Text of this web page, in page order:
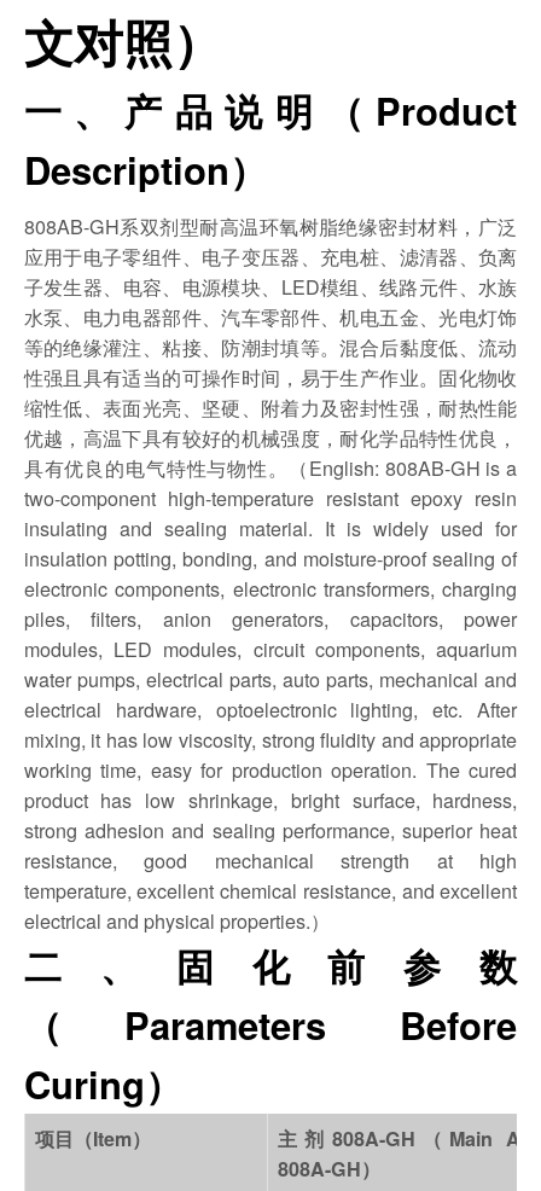
文对照）
一、产品说明（Product
Description）
808AB-GH系双剂型耐高温环氧树脂绝缘密封材料，广泛
应用于电子零组件、电子变压器、充电桩、滤清器、负离
子发生器、电容、电源模块、LED模组、线路元件、水族
水泵、电力电器部件、汽车零部件、机电五金、光电灯饰
等的绝缘灌注、粘接、防潮封填等。混合后黏度低、流动
性强且具有适当的可操作时间，易于生产作业。固化物收
缩性低、表面光亮、坚硬、附着力及密封性强，耐热性能
优越，高温下具有较好的机械强度，耐化学品特性优良，
具有优良的电气特性与物性。（English: 808AB-GH is a
two-component high-temperature resistant epoxy resin
insulating and sealing material. It is widely used for
insulation potting, bonding, and moisture-proof sealing of
electronic components, electronic transformers, charging
piles, filters, anion generators, capacitors, power
modules, LED modules, circuit components, aquarium
water pumps, electrical parts, auto parts, mechanical and
electrical hardware, optoelectronic lighting, etc. After
mixing, it has low viscosity, strong fluidity and appropriate
working time, easy for production operation. The cured
product has low shrinkage, bright surface, hardness,
strong adhesion and sealing performance, superior heat
resistance, good mechanical strength at high
temperature, excellent chemical resistance, and excellent
electrical and physical properties.）
二、固化前参数
（Parameters Before
Curing）
项目（Item）
主剂808A-GH（Main
808A-GH）